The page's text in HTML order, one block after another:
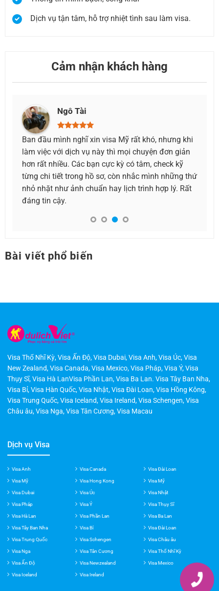
Dịch vụ tận tâm, hỗ trợ nhiệt tình sau làm visa.
Cảm nhận khách hàng
Ngô Tài
Ban đầu mình nghĩ xin visa Mỹ rất khó, nhưng khi
làm việc với dịch vụ này thì mọi chuyện đơn giản
hơn rất nhiều. Các bạn cực kỳ có tâm, check kỹ
từng chi tiết trong hồ sơ, còn nhắc mình những thứ
nhỏ nhặt như ảnh chuẩn hay lịch trình hợp lý. Rất
đáng tin cậy.
Mình vô
tại đây,
mình bắt
dịch vụ
Dịch vụ Visa
Visa Anh Visa Canada Visa Đài Loan
Visa Mỹ Visa Hong Kong Visa Mỹ
Visa Dubai Visa Úc Visa Nhật
Visa Pháp Visa Ý Visa Thụy Sĩ
Visa Hà Lan Visa Phần Lan Visa Ba Lan
Visa Tây Ban Nha Visa Bỉ Visa Đài Loan
Visa Trung Quốc Visa Schengen Visa Châu âu
Visa Nga Visa Tân Cương Visa Thổ Nhĩ Kỳ
Visa Ấn Độ Visa Newzealand
Visa Thổ Nhĩ Kỳ,Visa Ấn Độ ,Visa Dubai,Visa Anh,Visa Úc, Visa
New Zealand ,Visa Canada,Visa Mexico, Visa Pháp,Visa Ý ,Visa
Thụy Sĩ ,Visa Hà LanVisa Phần Lan,Visa Ba Lan. Visa Tây Ban Nha
Visa Bỉ,Visa Hàn Quốc,Visa Nhật,Visa Đài Loan ,Visa Hồng Kông
Visa Trung Quốc,Visa Iceland,Visa Ireland,Visa Schengen